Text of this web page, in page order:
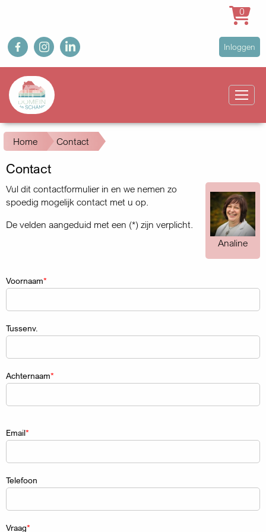
Overslaan
en
naar
inhoud
gaan
fb ig in
User
account
Inloggen
Main
navigation
0
Kruimelpad
Home Contact
Contact
Vul dit contactformulier in en we nemen zo
spoedig mogelijk contact met u op.
De velden aangeduid met een (*) zijn verplicht.
Analine
Naam
Voornaam
Tussenv.
Achternaam
Email
Telefoon
Vraag